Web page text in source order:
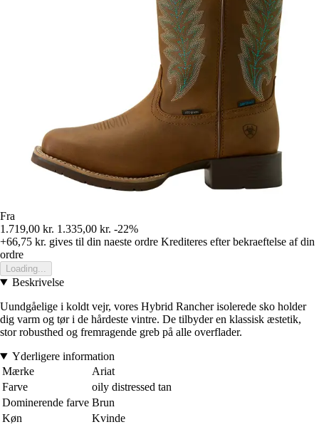
Fra
1.719,00 kr. 1.335,00 kr. -22%
+66,75 kr. gives til din naeste ordre Krediteres efter bekraeftelse af din
ordre
Loading...
Beskrivelse
Uundgåelige i koldt vejr, vores Hybrid Rancher isolerede sko holder
dig varm og tør i de hårdeste vintre. De tilbyder en klassisk æstetik,
stor robusthed og fremragende greb på alle overflader.
Yderligere information
Mærke
Ariat
Farve
oily distressed tan
Dominerende farve Brun
Køn
Kvinde